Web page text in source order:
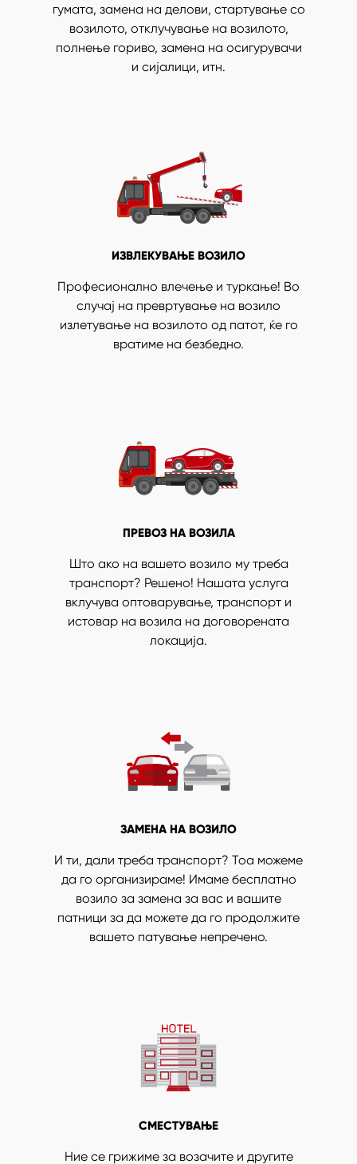
гумата, замена на делови, стартување со
возилото, отклучување на возилото,
полнење гориво, замена на осигурувачи
и сијалици, итн.
ИЗВЛЕКУВАЊЕ ВОЗИЛО
Професионално влечење и туркање! Во
случај на превртување на возило
излетување на возилото од патот, ќе го
вратиме на безбедно.
ПРЕВОЗ НА ВОЗИЛА
Што ако на вашето возило му треба
транспорт? Решено! Нашата услуга
вклучува оптоварување, транспорт и
истовар на возила на договорената
локација.
ЗАМЕНА НА ВОЗИЛО
И ти, дали треба транспорт? Тоа можеме
да го организираме! Имаме бесплатно
возило за замена за вас и вашите
патници за да можете да го продолжите
вашето патување непречено.
СМЕСТУВАЊЕ
Ние се грижиме за возачите и другите